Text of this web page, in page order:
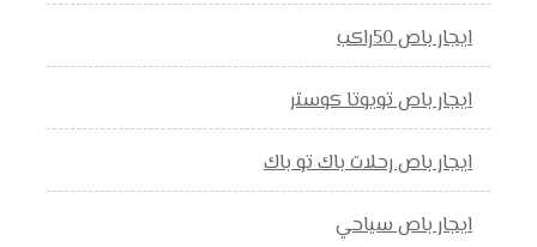
ايجار باص 50راكب
ايجار باص تويوتا كوستر
ايجار باص رحلات باك تو باك
ايجار باص سياحي